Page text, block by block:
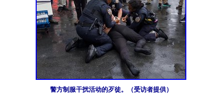
警方制服干扰活动的歹徒。（受访者提供）